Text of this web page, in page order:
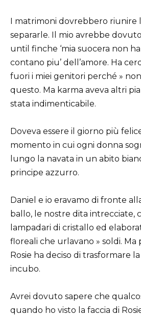
I matrimoni dovrebbero riunire
separarle. Il mio avrebbe
until finche ‘mia suocera non
contano piu’ dell’amore. Ha
fuori i miei genitori perché »
questo. Ma karma aveva altri
stata indimenticabile.
Doveva essere il giorno più
momento in cui ogni donna
lungo la navata in un abito
principe azzurro.
Daniel e io eravamo di fronte
ballo, le nostre dita intrecciate,
lampadari di cristallo ed
floreali che urlavano » soldi. Ma
Rosie ha deciso di trasformare
incubo.
Avrei dovuto sapere che
quando ho visto la faccia di